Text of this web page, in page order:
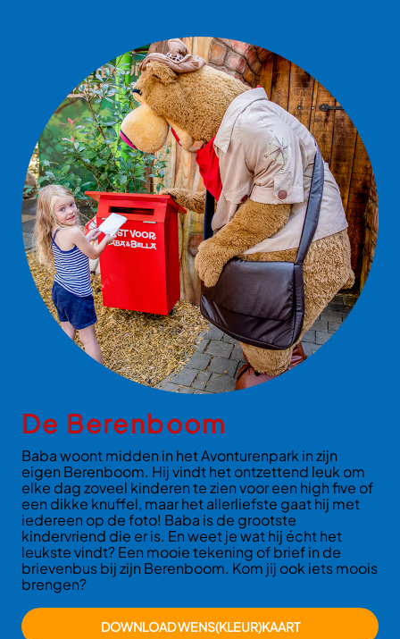
De Berenboom
Baba woont midden in het Avonturenpark in zijn
eigen Berenboom. Hij vindt het ontzettend leuk om
elke dag zoveel kinderen te zien voor een high five of
een dikke knuffel, maar het allerliefste gaat hij met
iedereen op de foto! Baba is de grootste
kindervriend die er is. En weet je wat hij écht het
leukste vindt? Een mooie tekening of brief in de
brievenbus bij zijn Berenboom. Kom jij ook iets moois
brengen?
DOWNLOAD WENS(KLEUR)KAART